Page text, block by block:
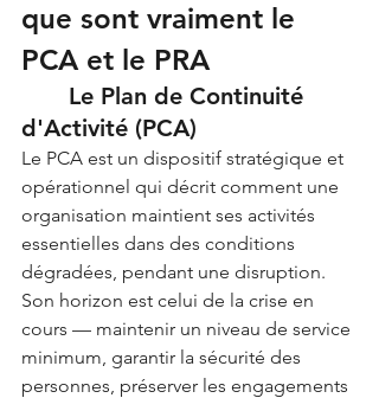
que sont vraiment le
PCA et le PRA
d'Activité (PCA)
Le PCA est un dispositif stratégique et
opérationnel qui décrit comment une
organisation maintient ses activités
essentielles dans des conditions
dégradées, pendant une disruption.
Son horizon est celui de la crise en
cours — maintenir un niveau de service
minimum, garantir la sécurité des
personnes, préserver les engagements